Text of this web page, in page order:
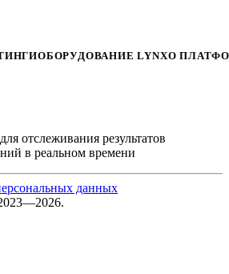
ОБОРУДОВАНИЕ LYNXО
отслеживания результатов
в реальном времени
данных